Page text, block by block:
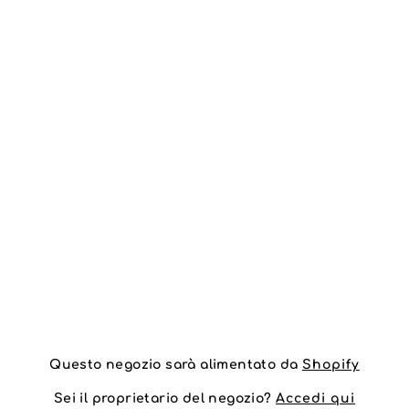
Questo negozio sarà alimentato da Shopify
Sei il proprietario del negozio?Accedi qui